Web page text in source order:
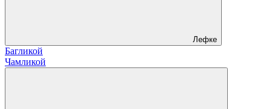
Лефке
Багликой
Чамликой